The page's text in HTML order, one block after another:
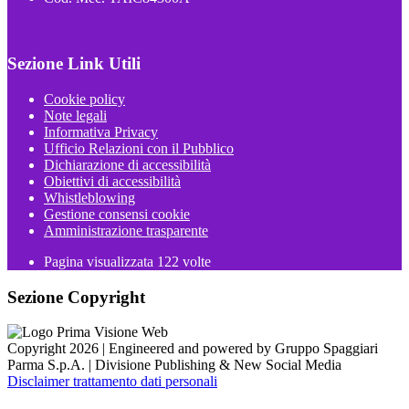
Sezione Link Utili
Cookie policy
Note legali
Informativa Privacy
Ufficio Relazioni con il Pubblico
Dichiarazione di accessibilità
Obiettivi di accessibilità
Whistleblowing
Gestione consensi cookie
Amministrazione trasparente
Pagina visualizzata 122 volte
Sezione Copyright
Copyright 2026 | Engineered and powered by Gruppo Spaggiari
Parma S.p.A. | Divisione Publishing & New Social Media
Disclaimer trattamento dati personali